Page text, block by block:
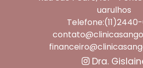
uarulhos
Dra.